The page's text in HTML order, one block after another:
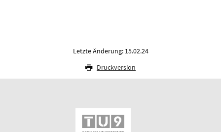
Letzte Änderung: 15.02.24
Druckversion